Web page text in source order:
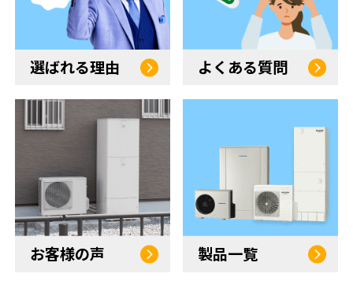
選ばれる理由 よくある質問
お客様の声 製品一覧